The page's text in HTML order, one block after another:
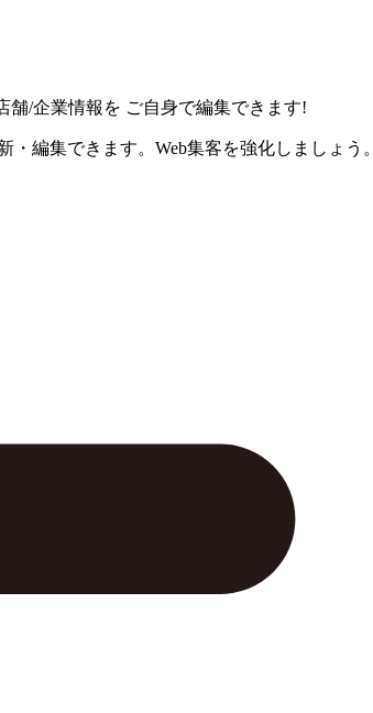
舗/企業情報を ご自身で編集できます!
編集できます。Web集客を強化しましょう。